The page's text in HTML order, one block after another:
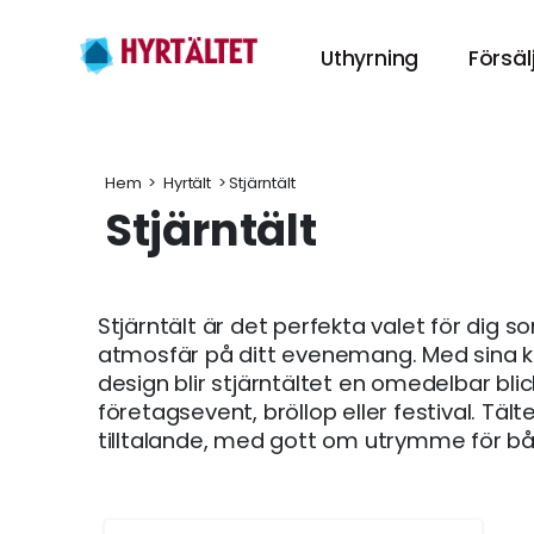
Uthyrning
Porslin
GÖR
Tillbehör
TILLBEHÖREN
Hem > Hyrtält > Stjärntält
Stjärntält
Stjärntält är det perfekta valet för dig
atmosfär på ditt evenemang. Med sina
design blir stjärntältet en omedelbar
företagsevent, bröllop eller festival.
tilltalande, med gott om utrymme för